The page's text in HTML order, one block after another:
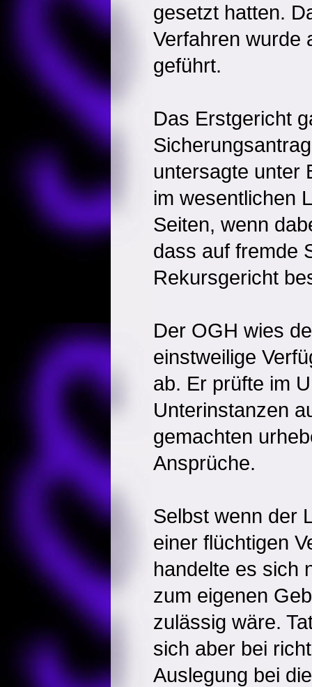
gesetzt hatten.
Verfahren wurde
geführt.
Das Erstgericht
untersagte unter
im wesentlichen
Seiten, wenn
dass auf fremde
Rekursgericht
Der OGH wies
einstweilige
ab. Er prüfte im
Unterinstanzen
gemachten
Ansprüche.
Selbst wenn der
einer flüchtigen
handelte es sich
zum eigenen
zulässig wäre.
sich aber bei
Auslegung bei